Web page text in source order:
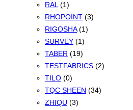
RAL (1)
RHOPOINT (3)
RIGOSHA (1)
SURVEY (1)
TABER (19)
TESTFABRICS (2)
TILO (0)
TQC SHEEN (34)
ZHIQU (3)